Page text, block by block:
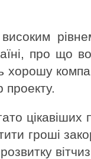
про що
хорошу
проекту.
цікавіших
гроші